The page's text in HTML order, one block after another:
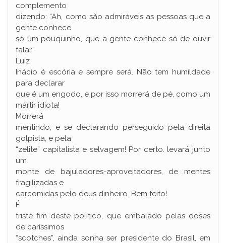
complemento
dizendo: “Ah, como são admiráveis as pessoas que a
gente conhece
só um pouquinho, que a gente conhece só de ouvir
falar.”
Luiz
Inácio é escória e sempre será. Não tem humildade
para declarar
que é um engodo, e por isso morrerá de pé, como um
mártir idiota!
Morrerá
mentindo, e se declarando perseguido pela direita
golpista, e pela
“zelite” capitalista e selvagem! Por certo. levará junto
um
monte de bajuladores-aproveitadores, de mentes
fragilizadas e
carcomidas pelo deus dinheiro. Bem feito!
É
triste fim deste político, que embalado pelas doses
de caríssimos
“scotches”, ainda sonha ser presidente do Brasil, em